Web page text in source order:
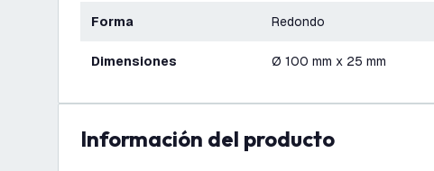
Forma Redondo
Dimensiones Ø 100 mm x 25 mm
información del producto